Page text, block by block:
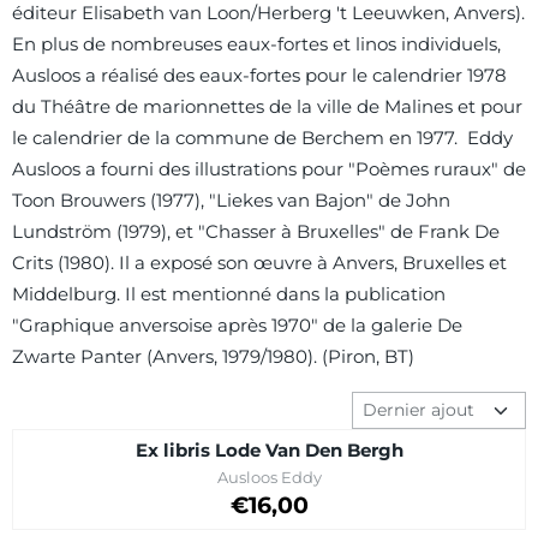
éditeur Elisabeth van Loon/Herberg 't Leeuwken, Anvers).
En plus de nombreuses eaux-fortes et linos individuels,
Ausloos a réalisé des eaux-fortes pour le calendrier 1978
du Théâtre de marionnettes de la ville de Malines et pour
le calendrier de la commune de Berchem en 1977. Eddy
Ausloos a fourni des illustrations pour "Poèmes ruraux" de
Toon Brouwers (1977), "Liekes van Bajon" de John
Lundström (1979), et "Chasser à Bruxelles" de Frank De
Crits (1980). Il a exposé son œuvre à Anvers, Bruxelles et
Middelburg. Il est mentionné dans la publication
"Graphique anversoise après 1970" de la galerie De
Zwarte Panter (Anvers, 1979/1980). (Piron, BT)
Méthode de tri
Ex libris Lode Van Den Bergh
Marque :
Ausloos Eddy
Prix sur demande
€16,00